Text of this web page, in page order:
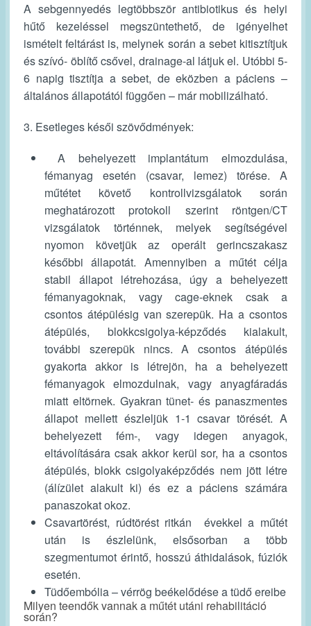
A sebgennyedés legtöbbször antibiotikus és helyi
hűtő kezeléssel megszüntethető, de igényelhet
ismételt feltárást is, melynek során a sebet kitisztítjuk
és szívó- öblítő csővel, drainage-al látjuk el. Utóbbi 5-
6 napig tisztítja a sebet, de eközben a páciens –
általános állapotától függően – már mobilizálható.
3. Esetleges késői szövődmények:
A behelyezett implantátum elmozdulása,
fémanyag esetén (csavar, lemez) törése. A
műtétet követő kontrollvizsgálatok során
meghatározott protokoll szerint röntgen/CT
vizsgálatok történnek, melyek segítségével
nyomon követjük az operált gerincszakasz
későbbi állapotát. Amennyiben a műtét célja
stabil állapot létrehozása, úgy a behelyezett
fémanyagoknak, vagy cage-eknek csak a
csontos átépülésig van szerepük. Ha a csontos
átépülés, blokkcsigolya-képződés kialakult,
további szerepük nincs. A csontos átépülés
gyakorta akkor is létrejön, ha a behelyezett
fémanyagok elmozdulnak, vagy anyagfáradás
miatt eltörnek. Gyakran tünet- és panaszmentes
állapot mellett észleljük 1-1 csavar törését. A
behelyezett fém-, vagy idegen anyagok,
eltávolítására csak akkor kerül sor, ha a csontos
átépülés, blokk csigolyaképződés nem jött létre
(álízület alakult ki) és ez a páciens számára
panaszokat okoz.
Csavartörést, rúdtörést ritkán évekkel a műtét
után is észlelünk, elsősorban a több
szegmentumot érintő, hosszú áthidalások, fúziók
esetén.
Tüdőembólia – vérrög beékelődése a tüdő ereibe
Milyen teendők vannak a műtét utáni rehabilitáció
során?